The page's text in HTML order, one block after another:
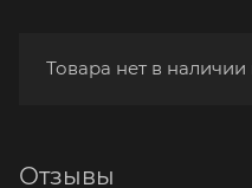
Товара нет в
Отзывы